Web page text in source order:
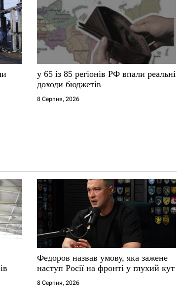
у 65 із 85 регіонів РФ впали реальні
доходи бюджетів
8 Серпня, 2026
Федоров назвав умову, яка зажене
наступ Росії на фронті у глухий кут
8 Серпня, 2026